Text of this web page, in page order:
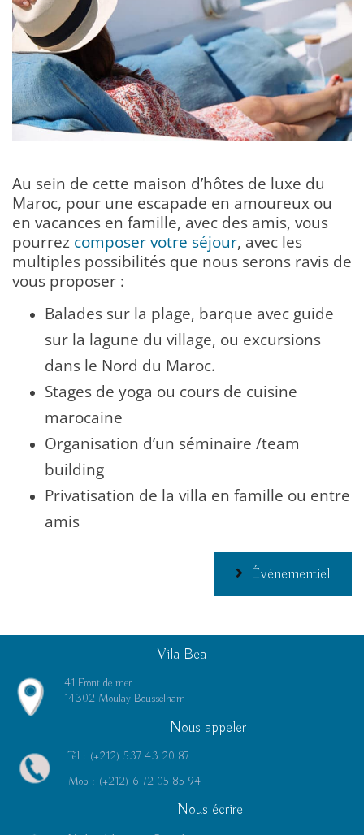
Au sein de cette maison d’hôtes de luxe du
Maroc, pour une escapade en amoureux ou
en vacances en famille, avec des amis, vous
pourrez composer votre séjour, avec les
multiples possibilités que nous serons ravis de
vous proposer :
Balades sur la plage, barque avec guide
sur la lagune du village, ou excursions
dans le Nord du Maroc.
Stages de yoga ou cours de cuisine
marocaine
Organisation d’un séminaire /team
building
Privatisation de la villa en famille ou entre
amis
Évènementiel
Vila Bea
41 Front de mer
14302 Moulay Bousselham
Nous appeler
Tél : (+212) 537 43 20 87
Mob : (+212) 6 72 05 85 94
Nous écrire